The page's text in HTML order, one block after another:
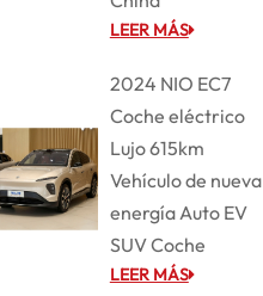
LEER MÁS
2024 NIO EC7
Coche eléctrico
Lujo 615km
Vehículo de nueva
energía Auto EV
SUV Coche
LEER MÁS